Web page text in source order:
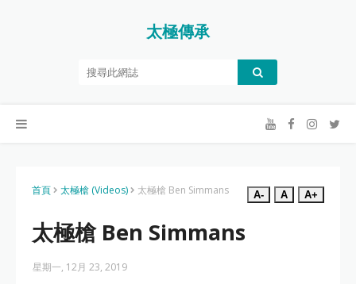
太極傳承
首頁 太極槍 (Videos) 太極槍 Ben Simmans A- A A+
太極槍 Ben Simmans
星期一, 12月 23, 2019